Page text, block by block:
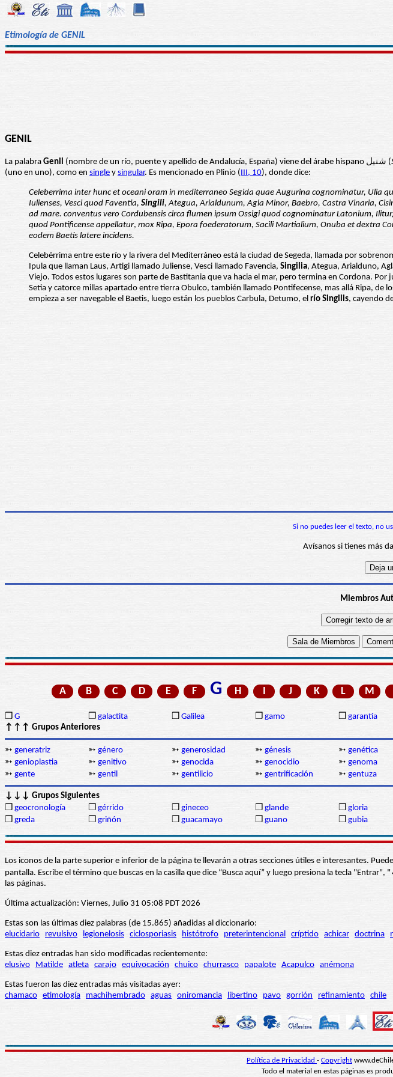
Etimología de GENIL
GENIL
La palabra Genil (nombre de un río, puente y apellido de Andalucía, España) viene del árabe hispano شنيل (
(uno en uno), como en single y singular. Es mencionado en Plinio (III, 10), donde dice:
Celeberrima inter hunc et oceani oram in mediterraneo Segida quae Augurina cognominatur, Ulia
Iulienses, Vesci quod Faventia, Singili, Ategua, Arialdunum, Agla Minor, Baebro, Castra Vinaria,
ad mare. conventus vero Cordubensis circa flumen ipsum Ossigi quod cognominatur Latonium,
quod Pontificense appellatur, mox Ripa, Epora foederatorum, Sacili Martialium, Onuba et dextra
eodem Baetis latere incidens.
Celebérrima entre este río y la rivera del Mediterráneo está la ciudad de Segeda, llamada por
Ipula que llaman Laus, Artigi llamado Juliense, Vesci llamado Favencia, Singilia, Ategua, Arialduno,
Viejo. Todos estos lugares son parte de Bastitania que va hacia el mar, pero termina en Cordona.
Setia y catorce millas apartado entre tierra Obulco, también llamado Pontifecense, mas allá Ripa,
empieza a ser navegable el Baetis, luego están los pueblos Carbula, Detumo, el río Singilis, cayendo
Si no puedes leer el texto, no
Avísanos si tienes más
Miembros
A B C D E F G H I J K L M
❒ G ❒ galactita ❒ Galilea ❒ gamo ❒ garantía
↑↑↑ Grupos Anteriores
➳ generatriz ➳ género ➳ generosidad ➳ génesis ➳ genética
➳ genioplastia ➳ genitivo ➳ genocida ➳ genocidio ➳ genoma
➳ gente ➳ gentil ➳ gentilicio ➳ gentrificación ➳ gentuza
↓↓↓ Grupos Siguientes
❒ geocronología ❒ gérrido ❒ gineceo ❒ glande ❒ gloria
❒ greda ❒ griñón ❒ guacamayo ❒ guano ❒ gubia
Los iconos de la parte superior e inferior de la página te llevarán a otras secciones útiles e interesantes.
pantalla. Escribe el término que buscas en la casilla que dice “Busca aquí” y luego presiona la tecla
las páginas.
Última actualización: Viernes, Julio 31 05:08 PDT 2026
Estas son las últimas diez palabras (de 15.865) añadidas al diccionario:
elucidario
revulsivo legionelosis ciclosporiasis histótrofo preterintencional críptido achicar doctrina
Estas diez entradas han sido modificadas recientemente:
elusivo
Matilde atleta carajo equivocación chuico churrasco papalote Acapulco anémona
Estas fueron las diez entradas más visitadas ayer:
chamaco etimología machihembrado aguas oniromancia libertino pavo gorrión refinamiento chile
Política de Privacidad - Copyright
Todo el material en estas páginas es